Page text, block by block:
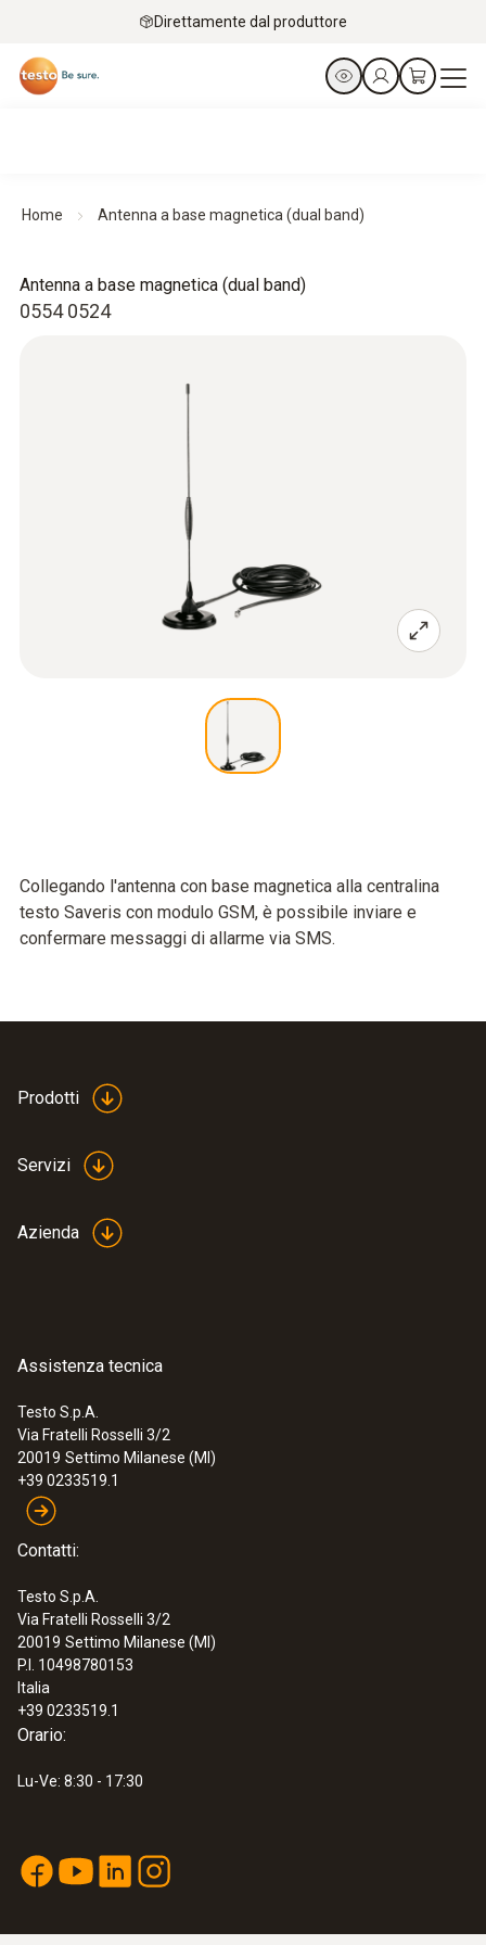
Direttamente dal produttore
Home Antenna a base magnetica (dual band)
0554 0524
Antenna a base magnetica (dual band)
Collegando l'antenna con base magnetica alla centralina
testo Saveris con modulo GSM, è possibile inviare e
confermare messaggi di allarme via SMS.
Prodotti
Servizi
Azienda
Assistenza tecnica
Testo S.p.A.
Via Fratelli Rosselli 3/2
20019 Settimo Milanese (MI)
+39 0233519.1
Contatti:
Testo S.p.A.
Via Fratelli Rosselli 3/2
20019 Settimo Milanese (MI)
P.I. 10498780153
Italia
+39 0233519.1
Orario:
Lu-Ve: 8:30 - 17:30